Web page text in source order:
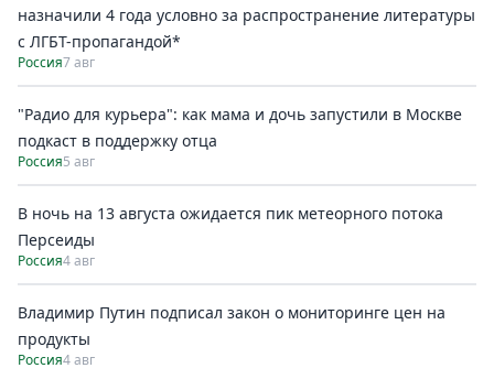
назначили 4 года условно за распространение литературы
с ЛГБТ-пропагандой*
Россия7 авг
"Радио для курьера": как мама и дочь запустили в Москве
подкаст в поддержку отца
Россия5 авг
В ночь на 13 августа ожидается пик метеорного потока
Персеиды
Россия4 авг
Владимир Путин подписал закон о мониторинге цен на
продукты
Россия4 авг